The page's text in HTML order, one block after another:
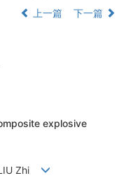
上一篇 下一篇
explosive
Zhi